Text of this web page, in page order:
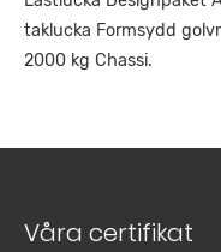
taklucka Formsydd
2000 kg Chassi.
Våra certifikat